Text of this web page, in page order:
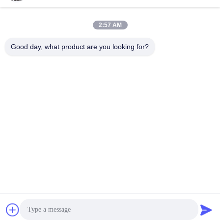
Senden Sie
2:57 AM
Good day, what product are you looking for?